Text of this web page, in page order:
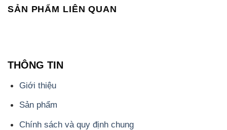
SẢN PHẨM LIÊN QUAN
THÔNG TIN
Giới thiệu
Sản phẩm
Chính sách và quy định chung